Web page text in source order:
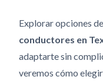
Explorar opciones de
conductores en
adaptarte sin
veremos cómo